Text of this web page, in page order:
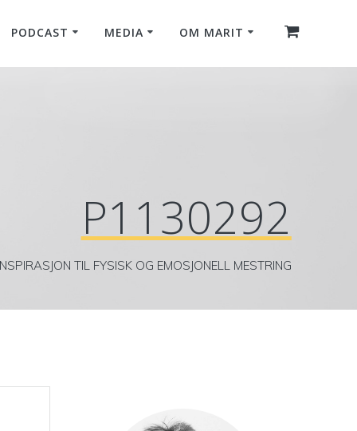
PODCAST MEDIA OM MARIT
P1130292
TIL FYSISK OG EMOSJONELL MESTRING